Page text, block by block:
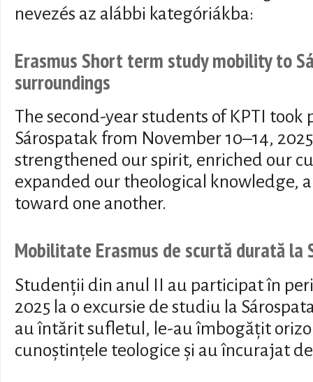
nevezés az alábbi kategóriákba:
Erasmus Short term study mobility to
surroundings
The second-year students of KPTI
Sárospatak from November 10–14,
strengthened our spirit, enriched our
expanded our theological knowledge,
toward one another.
Mobilitate Erasmus de scurtă durată la
Studenții din anul II au participat în
2025 la o excursie de studiu la
au întărit sufletul, le-au îmbogățit
cunoștințele teologice și au încurajat